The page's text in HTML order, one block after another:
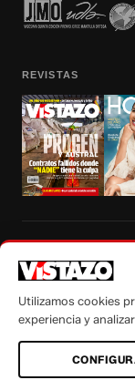
REVISTAS
autorización escrita de
Utilizamos cookies
experiencia y